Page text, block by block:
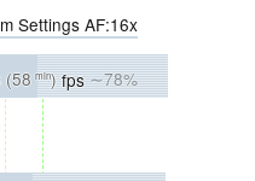
Settings AF:16x
(58 min)fps∼78%